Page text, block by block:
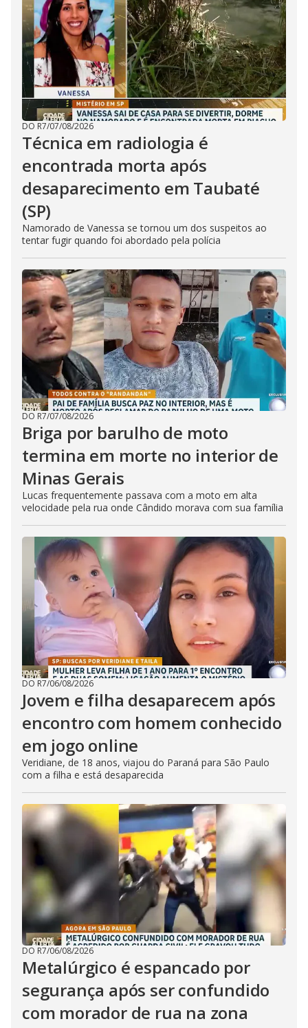
DO R7/07/08/2026
Técnica em radiologia é
encontrada morta após
desaparecimento em Taubaté
(SP)
Namorado de Vanessa se tornou um dos suspeitos ao
tentar fugir quando foi abordado pela polícia
DO R7/07/08/2026
Briga por barulho de moto
termina em morte no interior de
Minas Gerais
Lucas frequentemente passava com a moto em alta
velocidade pela rua onde Cândido morava com sua família
DO R7/06/08/2026
Jovem e filha desaparecem após
encontro com homem conhecido
em jogo online
Veridiane, de 18 anos, viajou do Paraná para São Paulo
com a filha e está desaparecida
DO R7/06/08/2026
Metalúrgico é espancado por
segurança após ser confundido
com morador de rua na zona